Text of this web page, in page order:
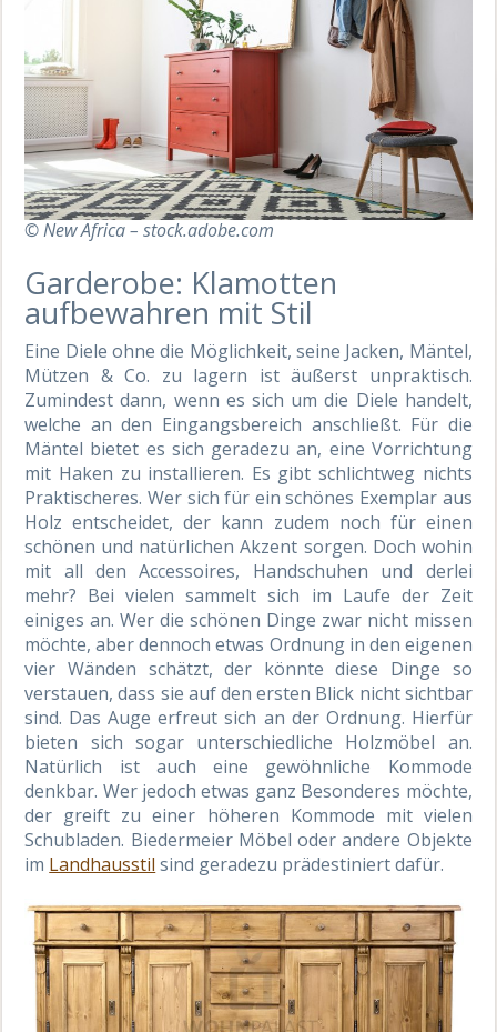
© New Africa – stock.adobe.com
Garderobe: Klamotten
aufbewahren mit Stil
Eine Diele ohne die Möglichkeit, seine Jacken, Mäntel,
Mützen & Co. zu lagern ist äußerst unpraktisch.
Zumindest dann, wenn es sich um die Diele handelt,
welche an den Eingangsbereich anschließt. Für die
Mäntel bietet es sich geradezu an, eine Vorrichtung
mit Haken zu installieren. Es gibt schlichtweg nichts
Praktischeres. Wer sich für ein schönes Exemplar aus
Holz entscheidet, der kann zudem noch für einen
schönen und natürlichen Akzent sorgen. Doch wohin
mit all den Accessoires, Handschuhen und derlei
mehr? Bei vielen sammelt sich im Laufe der Zeit
einiges an. Wer die schönen Dinge zwar nicht missen
möchte, aber dennoch etwas Ordnung in den eigenen
vier Wänden schätzt, der könnte diese Dinge so
verstauen, dass sie auf den ersten Blick nicht sichtbar
sind. Das Auge erfreut sich an der Ordnung. Hierfür
bieten sich sogar unterschiedliche Holzmöbel an.
Natürlich ist auch eine gewöhnliche Kommode
denkbar. Wer jedoch etwas ganz Besonderes möchte,
der greift zu einer höheren Kommode mit vielen
Schubladen. Biedermeier Möbel oder andere Objekte
im Landhausstil sind geradezu prädestiniert dafür.